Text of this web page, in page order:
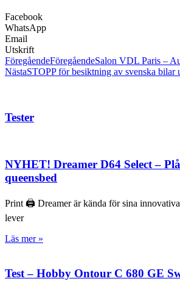
Facebook
WhatsApp
Email
Utskrift
FöregåendeFöregåendeSalon VDL Paris –
NästaSTOPP för besiktning av svenska bilar
Tester
NYHET! Dreamer D64 Select –
queensbed
Print 🖨 Dreamer är kända för sina
lever
Läs mer »
Test – Hobby Ontour C 680 GE